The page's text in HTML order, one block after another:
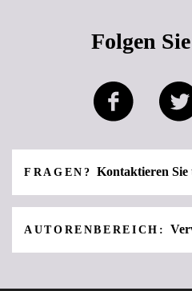
Folgen
FRAGEN? Kontaktieren Sie
AUTORENBEREICH: